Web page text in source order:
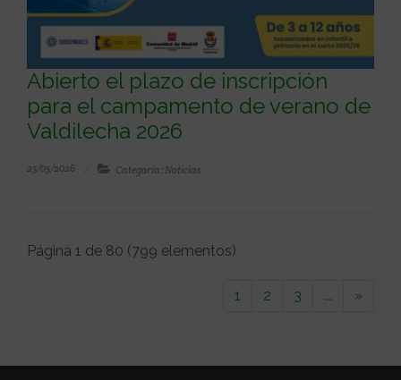
Abierto el plazo de inscripción
para el campamento de verano de
Valdilecha 2026
25/05/2026 Categoría: Noticias
Página 1 de 80 (799 elementos)
1 2 3 ... »